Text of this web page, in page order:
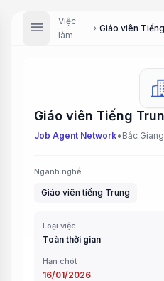
menu
Việc
làm
chevron_right
Job Agent Network• Bắc Giang
Ngành nghề
Giáo viên tiếng Trung
Loại việc
Toàn thời gian
Hạn chót
16/01/2026